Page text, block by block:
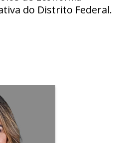
do Distrito Federal.